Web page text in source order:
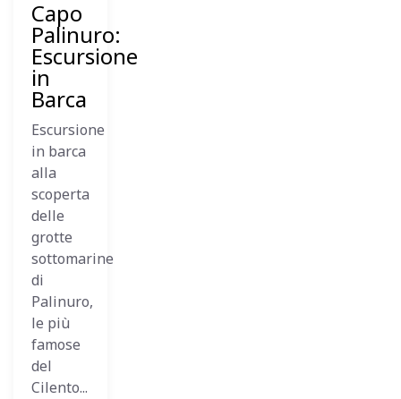
Capo
Palinuro:
Escursione
in
Barca
Escursione
in barca
alla
scoperta
delle
grotte
sottomarine
di
Palinuro,
le più
famose
del
Cilento...